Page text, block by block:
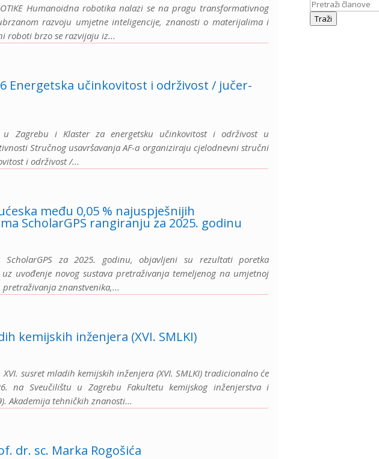
Humanoidna robotika nalazi se na pragu transformativnog
razvoju umjetne inteligencije, znanosti o materijalima i
roboti brzo se razvijaju iz...
Energetska učinkovitost i održivost / jučer-
u Zagrebu i Klaster za energetsku učinkovitost i održivost u
Stručnog usavršavanja AF-a organiziraju cjelodnevni stručni
i održivost /...
među 0,05 % najuspješnijih
ScholarGPS rangiranju za 2025. godinu
za 2025. godinu, objavljeni su rezultati poretka
uvođenje novog sustava pretraživanja temeljenog na umjetnoj
znanstvenika,...
kemijskih inženjera (XVI. SMLKI)
XVI. susret mladih kemijskih inženjera (XVI. SMLKI) tradicionalno će
na Sveučilištu u Zagrebu Fakultetu kemijskog inženjerstva i
Akademija tehničkih znanosti...
dr. sc. Marka Rogošića
Traži